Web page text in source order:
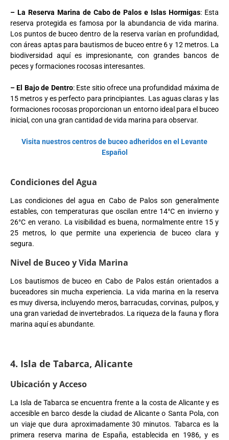
– La Reserva Marina de Cabo de Palos e Islas Hormigas: Esta
reserva protegida es famosa por la abundancia de vida marina.
Los puntos de buceo dentro de la reserva varían en profundidad,
con áreas aptas para bautismos de buceo entre 6 y 12 metros. La
biodiversidad aquí es impresionante, con grandes bancos de
peces y formaciones rocosas interesantes.
– El Bajo de Dentro: Este sitio ofrece una profundidad máxima de
15 metros y es perfecto para principiantes. Las aguas claras y las
formaciones rocosas proporcionan un entorno ideal para el buceo
inicial, con una gran cantidad de vida marina para observar.
Visita nuestros centros de buceo adheridos en el Levante
Español
Condiciones del Agua
Las condiciones del agua en Cabo de Palos son generalmente
estables, con temperaturas que oscilan entre 14°C en invierno y
26°C en verano. La visibilidad es buena, normalmente entre 15 y
25 metros, lo que permite una experiencia de buceo clara y
segura.
Nivel de Buceo y Vida Marina
Los bautismos de buceo en Cabo de Palos están orientados a
buceadores sin mucha experiencia. La vida marina en la reserva
es muy diversa, incluyendo meros, barracudas, corvinas, pulpos, y
una gran variedad de invertebrados. La riqueza de la fauna y flora
marina aquí es abundante.
4. Isla de Tabarca, Alicante
Ubicación y Acceso
La Isla de Tabarca se encuentra frente a la costa de Alicante y es
accesible en barco desde la ciudad de Alicante o Santa Pola, con
un viaje que dura aproximadamente 30 minutos. Tabarca es la
primera reserva marina de España, establecida en 1986, y es